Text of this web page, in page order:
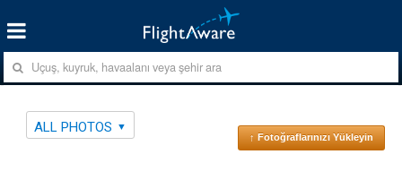
ALL PHOTOS
↑ Fotoğraflarınızı Yükleyin